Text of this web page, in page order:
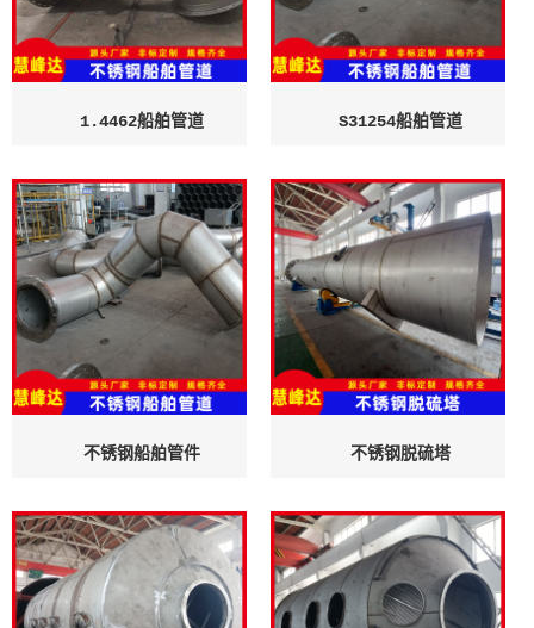
1.4462船舶管道 S31254船舶管道
不锈钢船舶管件 不锈钢脱硫塔